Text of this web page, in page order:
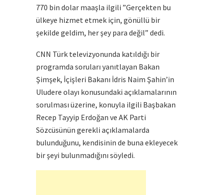
770 bin dolar maaşla ilgili ”Gerçekten bu
ülkeye hizmet etmek için, gönüllü bir
şekilde geldim, her şey para değil” dedi.
CNN Türk televizyonunda katıldığı bir
programda soruları yanıtlayan Bakan
Şimşek, İçişleri Bakanı İdris Naim Şahin’in
Uludere olayı konusundaki açıklamalarının
sorulması üzerine, konuyla ilgili Başbakan
Recep Tayyip Erdoğan ve AK Parti
Sözcüsünün gerekli açıklamalarda
bulunduğunu, kendisinin de buna ekleyecek
bir şeyi bulunmadığını söyledi.